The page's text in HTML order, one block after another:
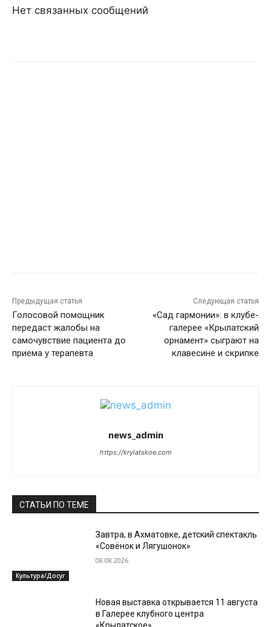
Нет связанных сообщений
Предыдущая статья
Голосовой помощник
передаст жалобы на
самочувствие пациента до
приема у терапевта
Следующая статья
«Сад гармонии»: в клубе-
галерее «Крылатский
орнамент» сыграют на
клавесине и скрипке
news_admin
https://krylatskoe.com
СТАТЬИ ПО ТЕМЕ
Культура/Досуг
Завтра, в Ахматовке, детский спектакль
«Совёнок и Лягушонок»
08.08.2026
Новая выставка открывается 11 августа
в Галерее клубного центра
«Крылатское»